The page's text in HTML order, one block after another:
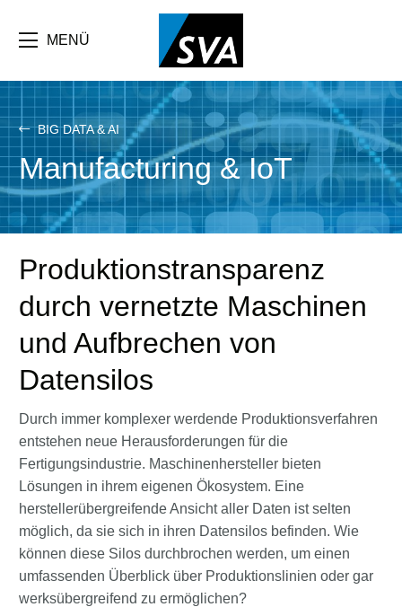
Inhalt
MENÜ
BIG DATA & AI
Manufacturing & IoT
Produktionstransparenz
durch vernetzte Maschinen
und Aufbrechen von
Datensilos
Durch immer komplexer werdende Produktionsverfahren
entstehen neue Herausforderungen für die
Fertigungsindustrie. Maschinenhersteller bieten
Lösungen in ihrem eigenen Ökosystem. Eine
herstellerübergreifende Ansicht aller Daten ist selten
möglich, da sie sich in ihren Datensilos befinden. Wie
können diese Silos durchbrochen werden, um einen
umfassenden Überblick über Produktionslinien oder gar
werksübergreifend zu ermöglichen?